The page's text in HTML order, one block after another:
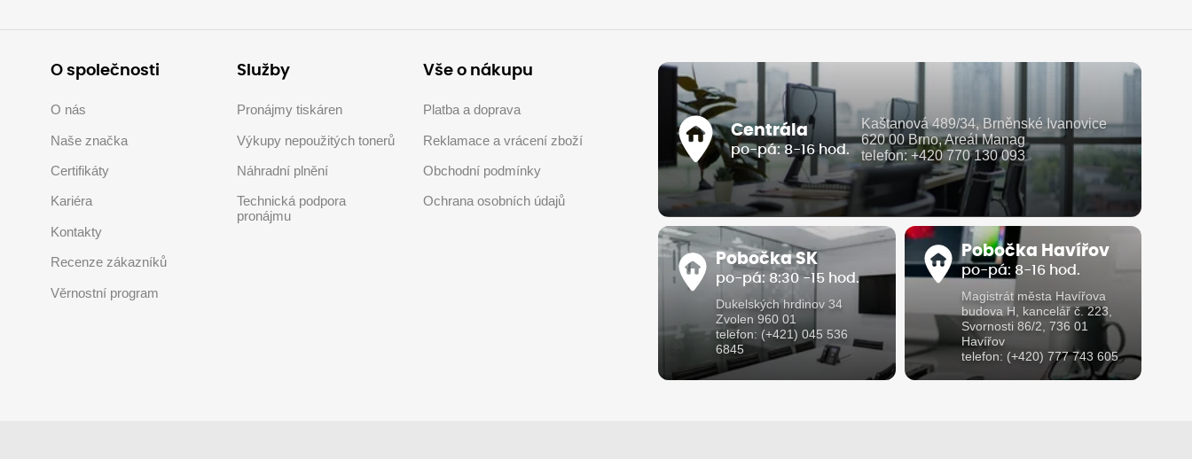
O společnosti
O nás
Naše značka
Certifikáty
Kariéra
Kontakty
Recenze zákazníků
Věrnostní program
Služby
Pronájmy tiskáren
Výkupy nepoužitých tonerů
Náhradní plnění
Technická podpora
pronájmu
Vše o nákupu
Platba a doprava
Reklamace a vrácení zboží
Obchodní podmínky
Ochrana osobních údajů
Centrála
po-pá: 8-16 hod.
Kaštanová 489/34, Brněnské Ivanovice
620 00 Brno, Areál Manag
telefon: +420 770 130 093
Pobočka SK
po-pá: 8:30 -15 hod.
Dukelských hrdinov 34
Zvolen 960 01
telefon: (+421) 045 536
6845
Pobočka Havířov
po-pá: 8-16 hod.
Magistrát města Havířova
budova H, kancelář č. 223,
Svornosti 86/2, 736 01
Havířov
telefon: (+420) 777 743 605